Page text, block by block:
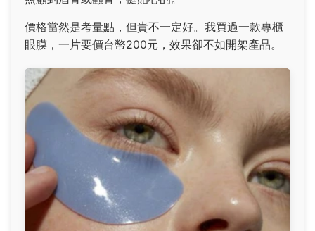
價格當然是考量點，但貴不一定好。我買過一款專櫃
眼膜，一片要價台幣200元，效果卻不如開架產品。